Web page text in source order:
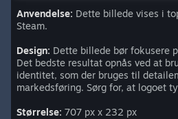
Anvendelse: Dette billede vises i
Steam.
Design: Dette billede bør fokusere
Det bedste resultat opnås ved at
identitet, som der bruges til
markedsføring. Sørg for, at logoet
Størrelse: 707 px x 232 px